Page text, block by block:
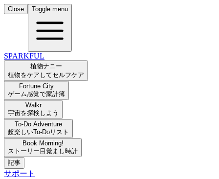
Close Toggle menu
SPARKFUL
植物ナニー
植物をケアしてセルフケア
Fortune City
ゲーム感覚で家計簿
Walkr
宇宙を探検しよう
To-Do Adventure
超楽しいTo-Doリスト
Book Morning!
ストーリー目覚まし時計
記事
サポート